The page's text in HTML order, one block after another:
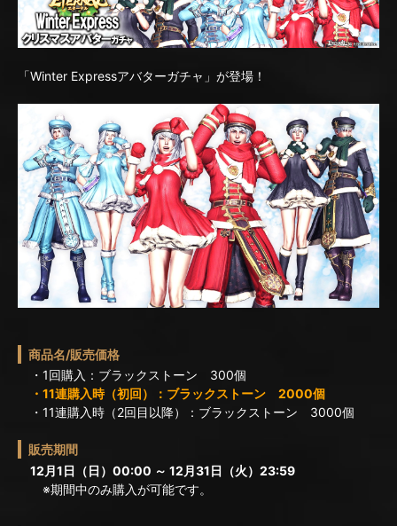
「Winter Expressアバターガチャ」が登場！
商品名/販売価格
・1回購入：ブラックストーン 300個
・11連購入時（初回）：ブラックストーン 2000個
・11連購入時（2回目以降）：ブラックストーン 3000個
販売期間
12月1日（日）00:00 ～ 12月31日（火）23:59
※期間中のみ購入が可能です。